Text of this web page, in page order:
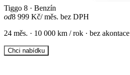
Tiggo 8 · Benzín
od8 999 Kč/ měs. bez DPH
24 měs. · 10 000 km / rok · bez akontace
Chci nabídku